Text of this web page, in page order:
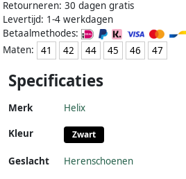
Retourneren: 30 dagen gratis
Levertijd: 1-4 werkdagen
Betaalmethodes:
Maten:
41 42 44 45 46 47
Specificaties
Merk Helix
Kleur Zwart
Geslacht
Herenschoenen